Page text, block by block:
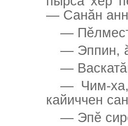
— Санăн
—
— Эппин,
—
— Чим-ха,
кайиччен
— Эпĕ